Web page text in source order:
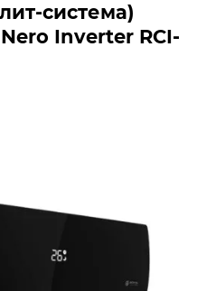
система)
Inverter RCI-